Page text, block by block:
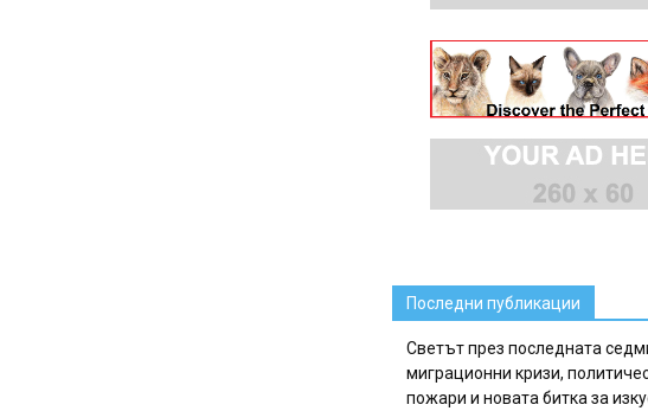
Последни публикации
Светът през последната
миграционни кризи,
пожари и новата битка за